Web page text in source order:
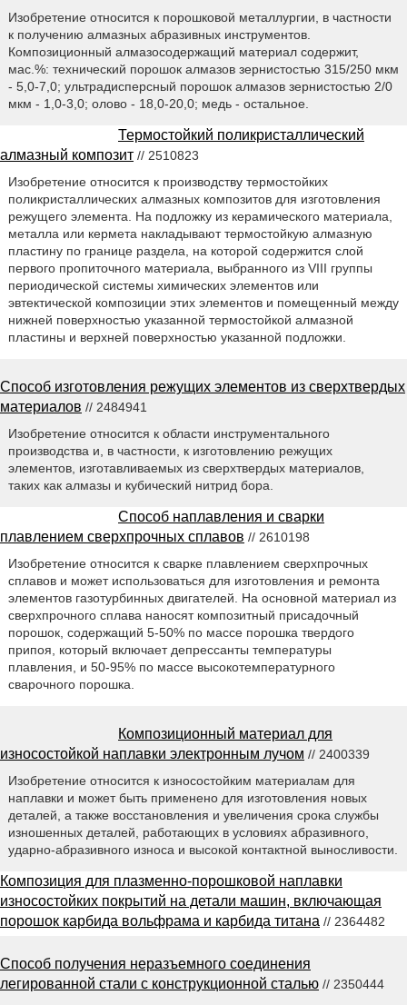
Изобретение относится к порошковой металлургии, в частности
к получению алмазных абразивных инструментов.
Композиционный алмазосодержащий материал содержит,
мас.%: технический порошок алмазов зернистостью 315/250 мкм
- 5,0-7,0; ультрадисперсный порошок алмазов зернистостью 2/0
мкм - 1,0-3,0; олово - 18,0-20,0; медь - остальное.
Термостойкий поликристаллический
алмазный композит // 2510823
Изобретение относится к производству термостойких
поликристаллических алмазных композитов для изготовления
режущего элемента. На подложку из керамического материала,
металла или кермета накладывают термостойкую алмазную
пластину по границе раздела, на которой содержится слой
первого пропиточного материала, выбранного из VIII группы
периодической системы химических элементов или
эвтектической композиции этих элементов и помещенный между
нижней поверхностью указанной термостойкой алмазной
пластины и верхней поверхностью указанной подложки.
Способ изготовления режущих элементов из сверхтвердых
материалов // 2484941
Изобретение относится к области инструментального
производства и, в частности, к изготовлению режущих
элементов, изготавливаемых из сверхтвердых материалов,
таких как алмазы и кубический нитрид бора.
Способ наплавления и сварки
плавлением сверхпрочных сплавов // 2610198
Изобретение относится к сварке плавлением сверхпрочных
сплавов и может использоваться для изготовления и ремонта
элементов газотурбинных двигателей. На основной материал из
сверхпрочного сплава наносят композитный присадочный
порошок, содержащий 5-50% по массе порошка твердого
припоя, который включает депрессанты температуры
плавления, и 50-95% по массе высокотемпературного
сварочного порошка.
Композиционный материал для
износостойкой наплавки электронным лучом // 2400339
Изобретение относится к износостойким материалам для
наплавки и может быть применено для изготовления новых
деталей, а также восстановления и увеличения срока службы
изношенных деталей, работающих в условиях абразивного,
ударно-абразивного износа и высокой контактной выносливости.
Композиция для плазменно-порошковой наплавки
износостойких покрытий на детали машин, включающая
порошок карбида вольфрама и карбида титана // 2364482
Способ получения неразъемного соединения
легированной стали с конструкционной сталью // 2350444